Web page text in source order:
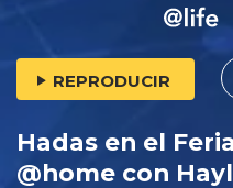
REPRODUCIR
Hadas en el
@home con